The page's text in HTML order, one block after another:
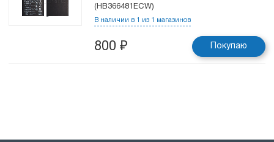
(HB366481ECW)
В наличии в 1 из 1 магазинов
800 ₽ Покупаю